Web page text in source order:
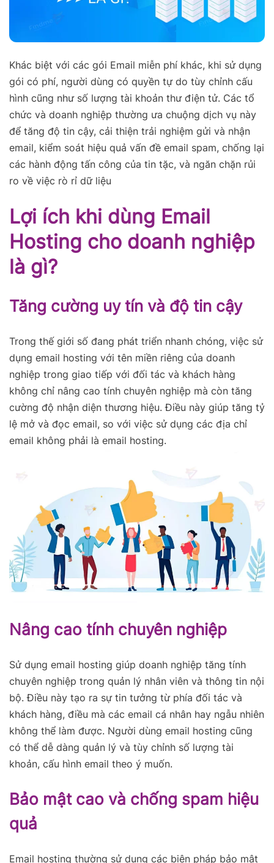
Khác biệt với các gói Email miễn phí khác, khi sử dụng
gói có phí, người dùng có quyền tự do tùy chỉnh cấu
hình cũng như số lượng tài khoản thư điện tử. Các tổ
chức và doanh nghiệp thường ưa chuộng dịch vụ này
để tăng độ tin cậy, cải thiện trải nghiệm gửi và nhận
email, kiểm soát hiệu quả vấn đề email spam, chống lại
các hành động tấn công của tin tặc, và ngăn chặn rủi
ro về việc rò rỉ dữ liệu
Lợi ích khi dùng Email
Hosting cho doanh nghiệp
là gì?
Tăng cường uy tín và độ tin cậy
Trong thế giới số đang phát triển nhanh chóng, việc sử
dụng email hosting với tên miền riêng của doanh
nghiệp trong giao tiếp với đối tác và khách hàng
không chỉ nâng cao tính chuyên nghiệp mà còn tăng
cường độ nhận diện thương hiệu. Điều này giúp tăng tỷ
lệ mở và đọc email, so với việc sử dụng các địa chỉ
email không phải là email hosting.
Nâng cao tính chuyên nghiệp
Sử dụng email hosting giúp doanh nghiệp tăng tính
chuyên nghiệp trong quản lý nhân viên và thông tin nội
bộ. Điều này tạo ra sự tin tưởng từ phía đối tác và
khách hàng, điều mà các email cá nhân hay ngẫu nhiên
không thể làm được. Người dùng email hosting cũng
có thể dễ dàng quản lý và tùy chỉnh số lượng tài
khoản, cấu hình email theo ý muốn.
Bảo mật cao và chống spam hiệu
quả
Email hosting thường sử dụng các biện pháp bảo mật